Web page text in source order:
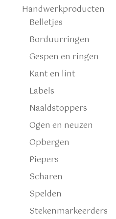
Handwerkproducten
Belletjes
Borduurringen
Gespen en ringen
Kant en lint
Labels
Naaldstoppers
Ogen en neuzen
Opbergen
Piepers
Scharen
Spelden
Stekenmarkeerders